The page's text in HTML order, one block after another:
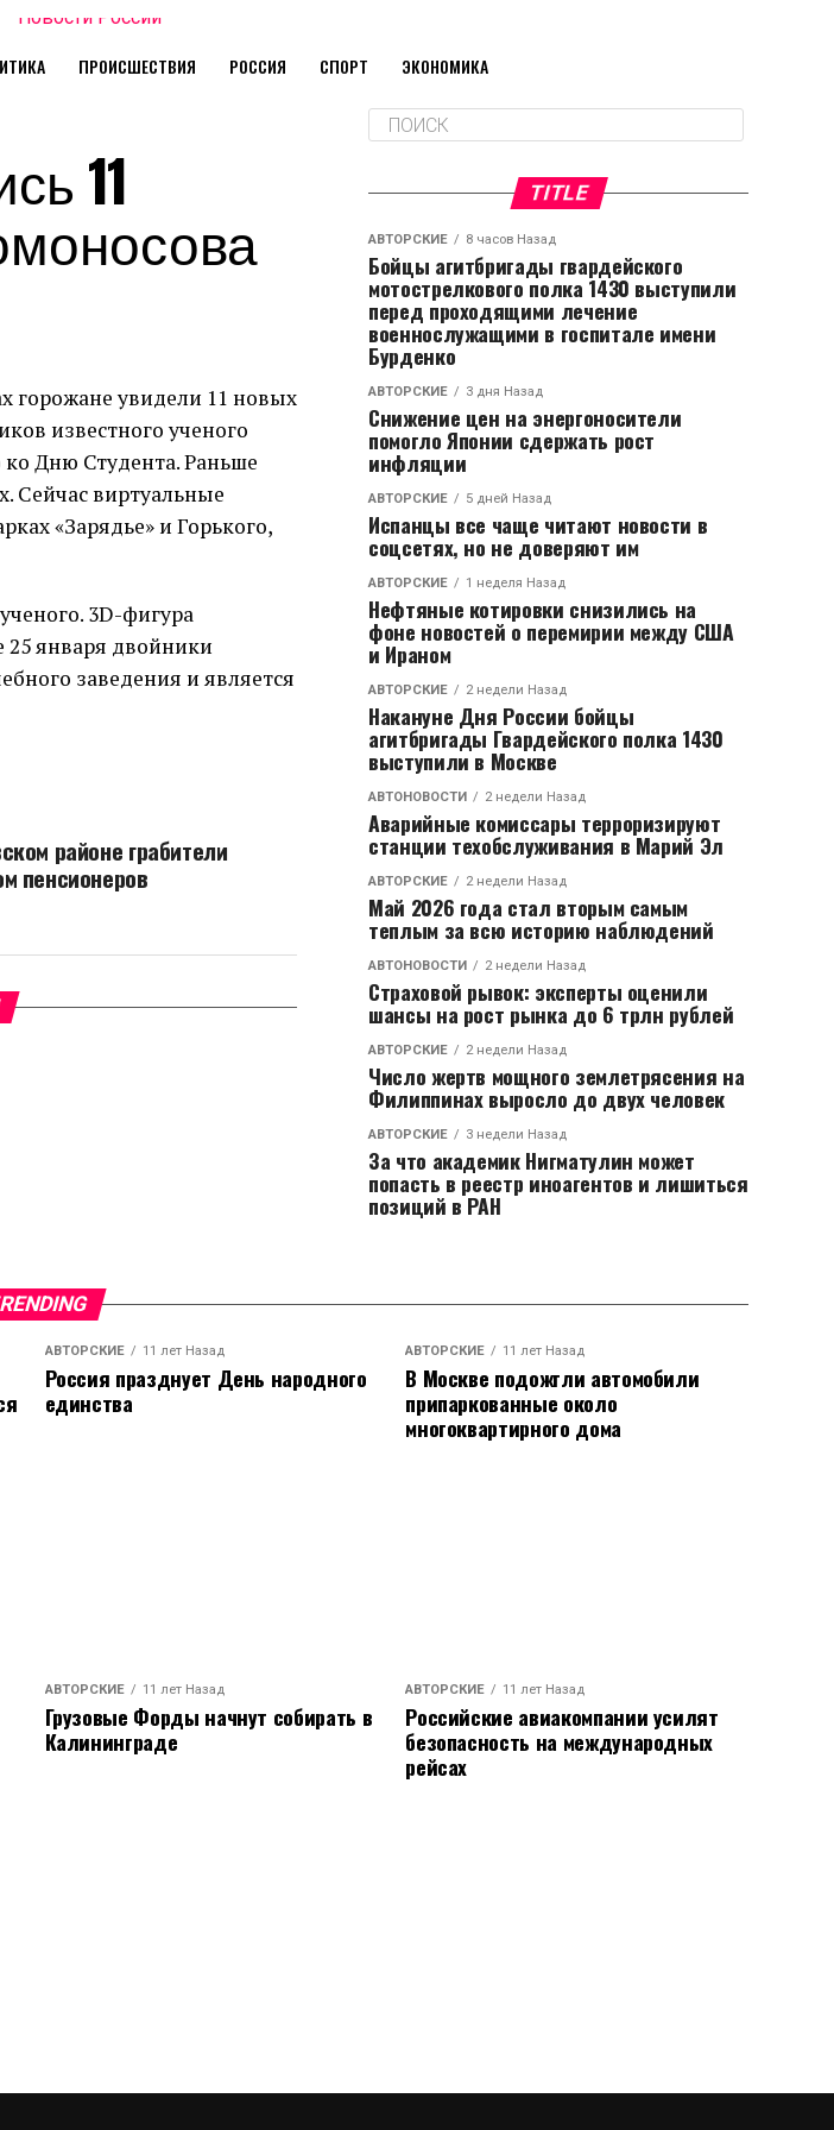
ПРОИСШЕСТВИЯ РОССИЯ СПОРТ ЭКОНОМИКА
11
горожане увидели 11 новых
известного ученого
ко Дню Студента. Раньше
Сейчас виртуальные
«Зарядье» и Горького,
3D-фигура
25 января двойники
заведения и является
районе грабители
пенсионеров
TITLE
АВТОРСКИЕ 8 часов Назад
Бойцы агитбригады гвардейского
мотострелкового полка 1430 выступили
перед проходящими лечение
военнослужащими в госпитале имени
Бурденко
АВТОРСКИЕ 3 дня Назад
Снижение цен на энергоносители
помогло Японии сдержать рост
инфляции
АВТОРСКИЕ 5 дней Назад
Испанцы все чаще читают новости в
соцсетях, но не доверяют им
АВТОРСКИЕ 1 неделя Назад
Нефтяные котировки снизились на
фоне новостей о перемирии между США
и Ираном
АВТОРСКИЕ 2 недели Назад
Накануне Дня России бойцы
агитбригады Гвардейского полка 1430
выступили в Москве
АВТОНОВОСТИ 2 недели Назад
Аварийные комиссары терроризируют
станции техобслуживания в Марий Эл
АВТОРСКИЕ 2 недели Назад
Май 2026 года стал вторым самым
теплым за всю историю наблюдений
АВТОНОВОСТИ 2 недели Назад
Страховой рывок: эксперты оценили
шансы на рост рынка до 6 трлн рублей
АВТОРСКИЕ 2 недели Назад
Число жертв мощного землетрясения на
Филиппинах выросло до двух человек
АВТОРСКИЕ 3 недели Назад
За что академик Нигматулин может
попасть в реестр иноагентов и лишиться
позиций в РАН
АВТОРСКИЕ 11 лет Назад
Россия празднует День народного
единства
АВТОРСКИЕ 11 лет Назад
В Москве подожгли автомобили
припаркованные около
многоквартирного дома
АВТОРСКИЕ 11 лет Назад
Грузовые Форды начнут собирать в
Калининграде
АВТОРСКИЕ 11 лет Назад
Российские авиакомпании усилят
безопасность на международных
рейсах